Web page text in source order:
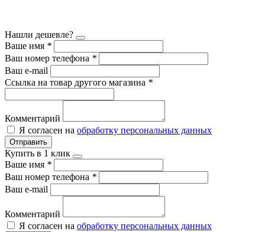
Нашли дешевле?
Ваше имя *
Ваш номер телефона *
Ваш e-mail
Ссылка на товар другого магазина *
Комментарий
Я согласен на обработку персональных данных
Отправить
Купить в 1 клик
Ваше имя *
Ваш номер телефона *
Ваш e-mail
Комментарий
Я согласен на обработку персональных данных